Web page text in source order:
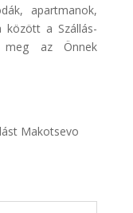
apartmanok,
között a Szállás-
meg az Önnek
Makotsevo